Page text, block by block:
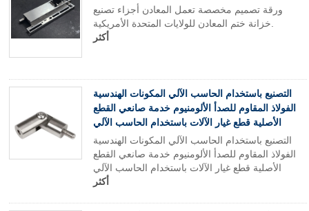
ورقة تصميم مخصصة تعمل المعادن أجزاء تصنيع
أكثر
التصنيع باستخدام الحاسب الآلي المكونات الهندسية
الفولاذ المقاوم للصدأ الألومنيوم خدمة صانعي القطع
الأصلية قطع غيار الآلات باستخدام الحاسب الآلي
التصنيع باستخدام الحاسب الآلي المكونات الهندسية
الفولاذ المقاوم للصدأ الألومنيوم خدمة صانعي القطع
الأصلية قطع غيار الآلات باستخدام الحاسب الآلي
أكثر